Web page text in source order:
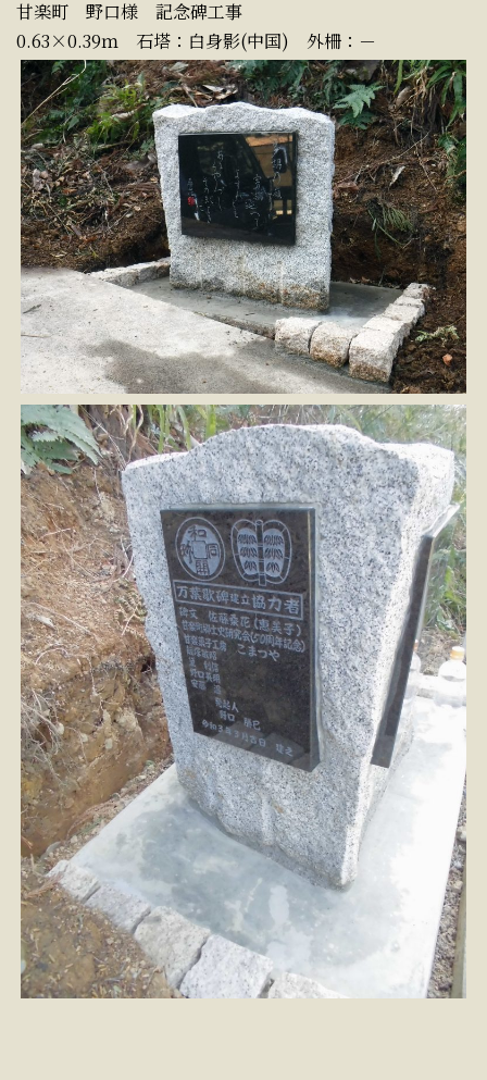
甘楽町 野口様 記念碑工事
0.63×0.39ｍ 石塔：白身影(中国) 外柵：－